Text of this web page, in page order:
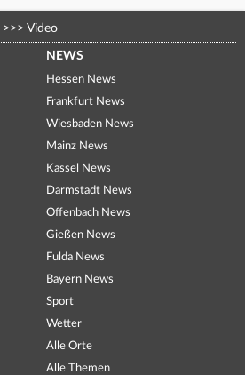
>>> Video
NEWS
Hessen News
Frankfurt News
Wiesbaden News
Mainz News
Kassel News
Darmstadt News
Offenbach News
Gießen News
Fulda News
Bayern News
Sport
Wetter
Alle Orte
Alle Themen